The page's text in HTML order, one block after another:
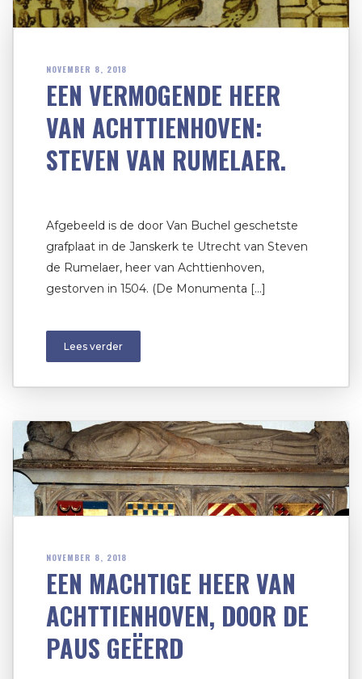
NOVEMBER 8, 2018
EEN VERMOGENDE HEER
VAN ACHTTIENHOVEN:
STEVEN VAN RUMELAER.
Afgebeeld is de door Van Buchel geschetste
grafplaat in de Janskerk te Utrecht van Steven
de Rumelaer, heer van Achttienhoven,
gestorven in 1504. (De Monumenta […]
Lees verder
NOVEMBER 8, 2018
EEN MACHTIGE HEER VAN
ACHTTIENHOVEN, DOOR DE
PAUS GEËERD